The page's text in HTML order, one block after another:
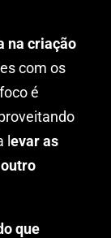
na criação
com os
é
evar as
que